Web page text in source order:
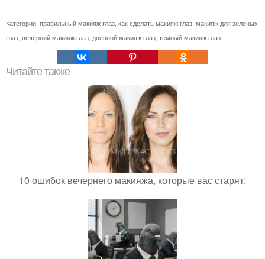
Категории: правильный макияж глаз как сделать макияж глаз макияж для зеленых
глаз вечерний макияж глаз дневной макияж глаз темный макияж глаз
Читайте также
10 ошибок вечернего макияжа, которые вас старят: